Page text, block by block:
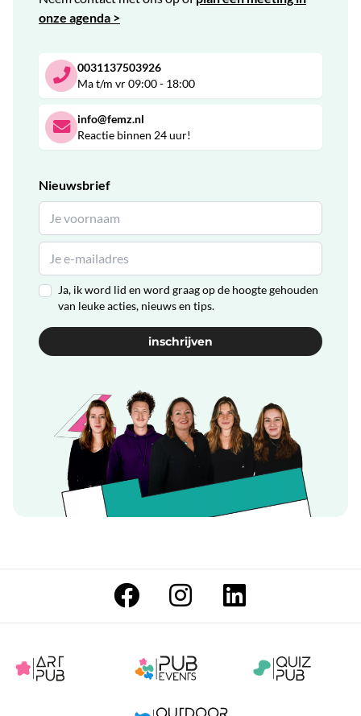
onze agenda >
0031137503926
Ma t/m vr 09:00 - 18:00
info@femz.nl
Reactie binnen 24 uur!
Nieuwsbrief
Ja, ik word lid en word graag op de hoogte gehouden
van leuke acties, nieuws en tips.